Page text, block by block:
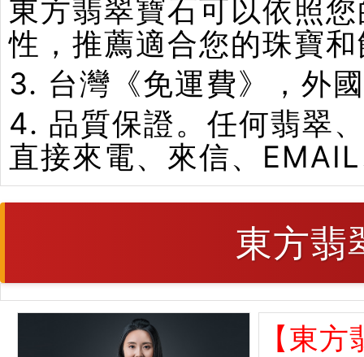
東方翡翠寶石可以依照
性，推薦適合您的珠寶
3. 台灣《免運費》，外
4. 品質保證。任何翡翠
直接來電、來信、
東方翡
【東